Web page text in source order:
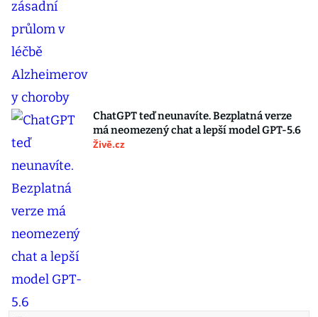
ChatGPT teď neunavíte. Bezplatná verze
má neomezený chat a lepší model GPT-5.6
Živě.cz